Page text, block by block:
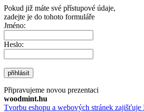
Pokud již máte své přístupové údaje,
zadejte je do tohoto formuláře
Jméno:
Heslo:
přihlásit
Připravujeme novou prezentaci
woodmint.hu
Tvorbu eshopu a webových stránek